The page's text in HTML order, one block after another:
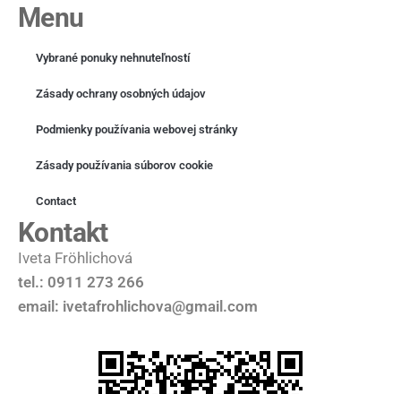
Menu
Vybrané ponuky nehnuteľností
Zásady ochrany osobných údajov
Podmienky používania webovej stránky
Zásady používania súborov cookie
Contact
Kontakt
Iveta Fröhlichová
tel.: 0911 273 266
email: ivetafrohlichova@gmail.com